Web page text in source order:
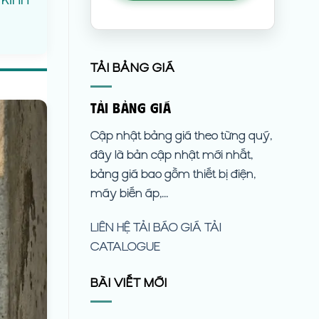
TẢI BẢNG GIÁ
TẢI BẢNG GIÁ
Cập nhật bảng giá theo từng quý,
đây là bản cập nhật mới nhất,
bảng giá bao gồm thiết bị điện,
máy biến áp,...
LIÊN HỆ TẢI BÁO GIÁ TẢI
CATALOGUE
BÀI VIẾT MỚI